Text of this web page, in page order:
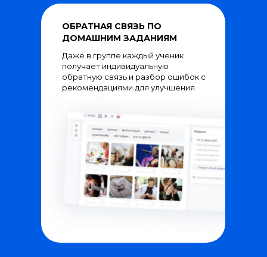
ОБРАТНАЯ СВЯЗЬ ПО
ДОМАШНИМ ЗАДАНИЯМ
Даже в группе каждый ученик
получает индивидуальную
обратную связь и разбор ошибок с
рекомендациями для улучшения.